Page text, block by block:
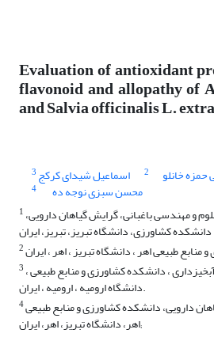
Evaluation of antioxidant
flavonoid and allopathy of
and Salvia officinalis L.
خانلو 2 اسماعیل شیدای کرکج 3
محسن سبزی نوجه ده
4
1
دانشکده کشاورزی، دانشگاه تبریز، تبریز، ایران
2
3
دانشگاه ارومیه ، ارومیه ، ایران.
4
اهر، دانشگاه تبریز، اهر، ایران;